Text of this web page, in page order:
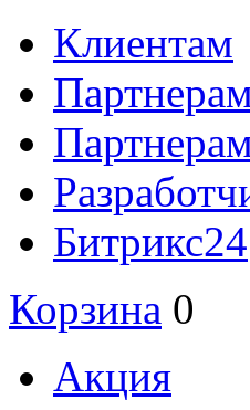
Клиентам
Битрикс24
Корзина 0
Акция